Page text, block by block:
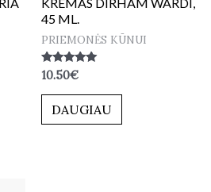
45 ML.
PRIEMONĖS KŪNUI
Įvertinimas:
iš 5
10.50€
DAUGIAU